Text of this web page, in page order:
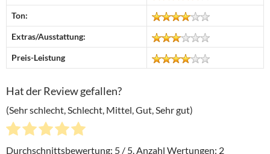
Ton:
Extras/Ausstattung:
Preis-Leistung
Hat der Review gefallen?
(Sehr schlecht, Schlecht, Mittel, Gut, Sehr gut)
Durchschnittsbewertung: 5 / 5. Anzahl Wertungen: 2